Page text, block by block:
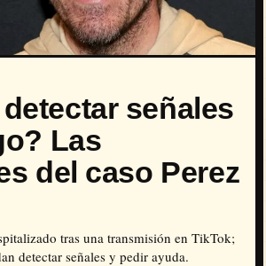
señales
Las
del caso Perez
tras una transmisión en TikTok;
detectar señales y pedir ayuda.